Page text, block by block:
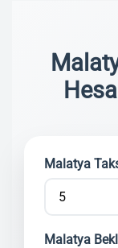
Malatya
Malatya